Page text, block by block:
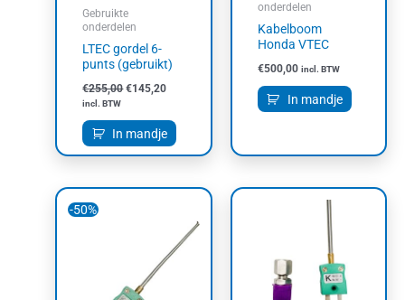
Gebruikte
onderdelen
LTEC gordel 6-
punts (gebruikt)
€255,00 €145,20
incl. BTW
In mandje
onderdelen
Kabelboom
Honda VTEC
€500,00 incl. BTW
In mandje
-50%
€25,00.